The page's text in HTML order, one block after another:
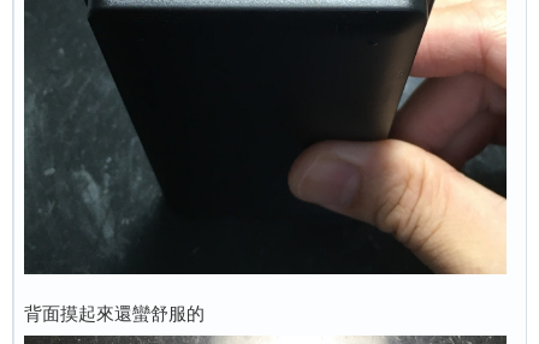
背面摸起來還蠻舒服的